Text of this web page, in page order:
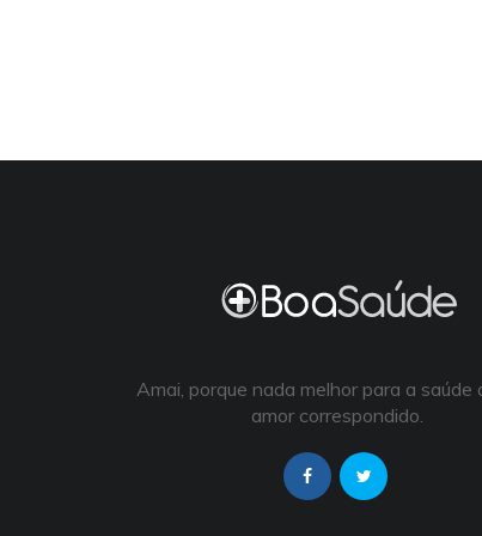
Amai, porque nada melhor para a saúde
amor correspondido.